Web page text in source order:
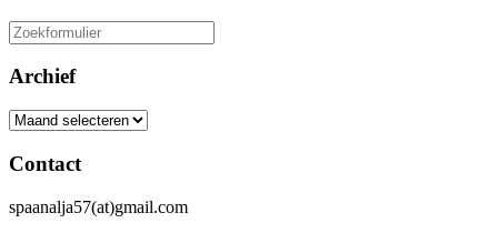
Zoeken
naar:
Archief
Archief
Contact
spaanalja57(at)gmail.com